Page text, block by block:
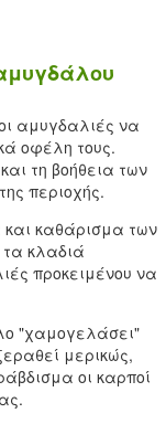
αμυγδαλιές να
οφέλη τους.
τη βοήθεια των
περιοχής.
καθάρισμα των
κλαδιά
προκειμένου να
"χαμογελάσει"
μερικώς,
οι καρποί